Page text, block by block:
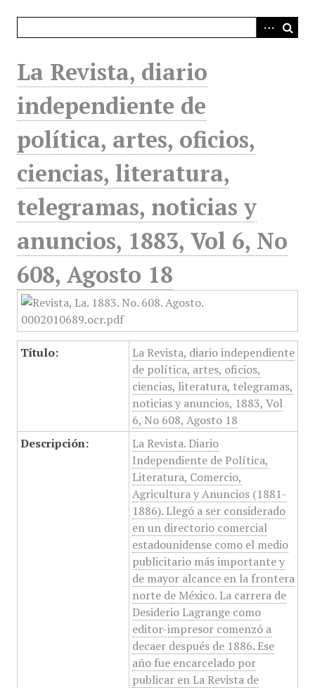
La Revista, diario
independiente de
política, artes, oficios,
ciencias, literatura,
telegramas, noticias y
anuncios, 1883, Vol 6, No
608, Agosto 18
Título:
La Revista, diario independiente
de política, artes, oficios,
ciencias, literatura, telegramas,
noticias y anuncios, 1883, Vol
6, No 608, Agosto 18
Descripción:
La Revista. Diario
Independiente de Política,
Literatura, Comercio,
Agricultura y Anuncios (1881-
1886). Llegó a ser considerado
en un directorio comercial
estadounidense como el medio
publicitario más importante y
de mayor alcance en la frontera
norte de México. La carrera de
Desiderio Lagrange como
editor-impresor comenzó a
decaer después de 1886. Ese
año fue encarcelado por
publicar en La Revista de